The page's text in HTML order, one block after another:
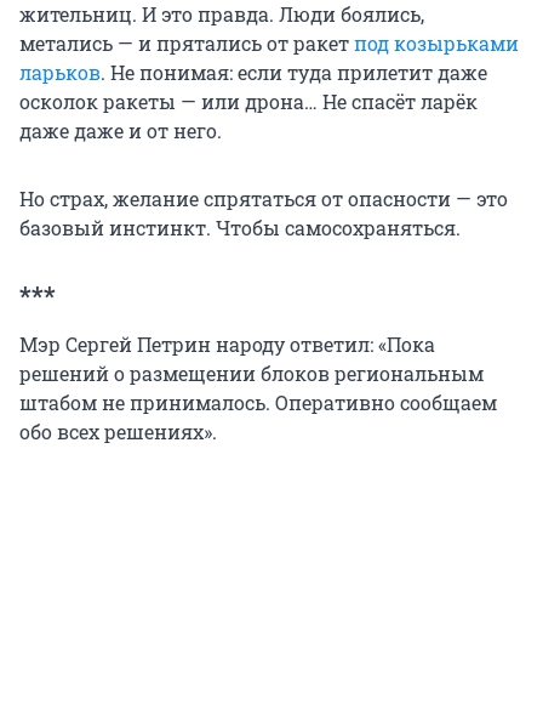
жительниц. И это правда. Люди боялись,
метались — и прятались от ракетпод козырьками
ларьков. Не понимая: если туда прилетит даже
осколок ракеты — или дрона… Не спасёт ларёк
даже даже и от него.
Но страх, желание спрятаться от опасности — это
базовый инстинкт. Чтобы самосохраняться.
***
Мэр Сергей Петрин народу ответил: «Пока
решений о размещении блоков региональным
штабом не принималось. Оперативно сообщаем
обо всех решениях».